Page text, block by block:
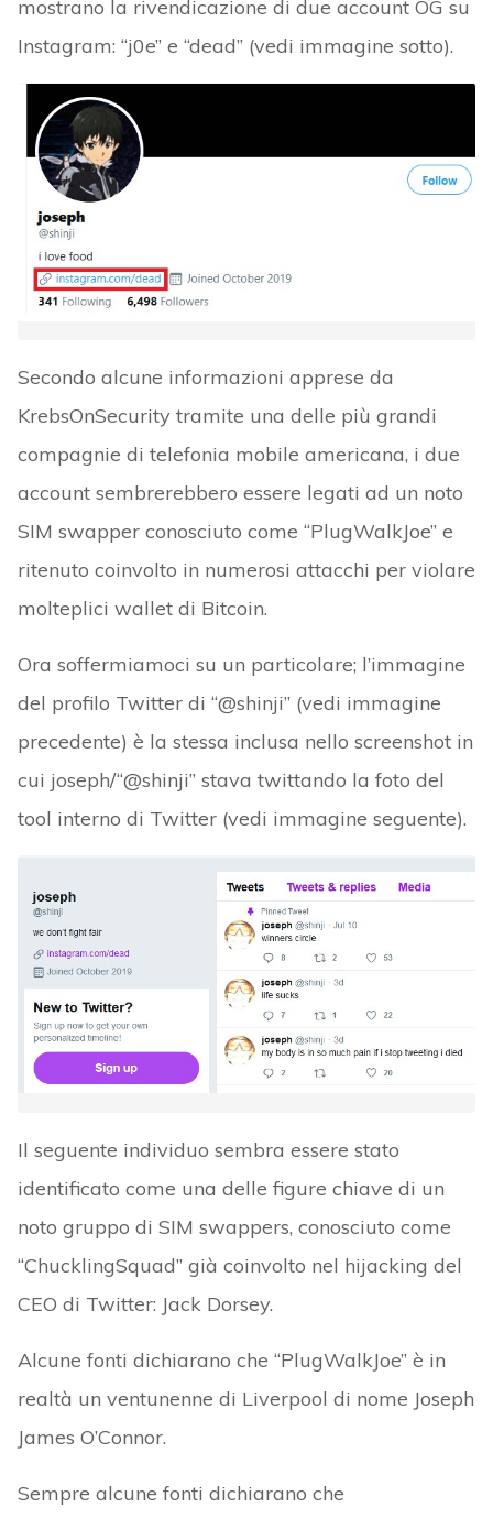
mostrano la rivendicazione di due account OG su
Instagram: “j0e” e “dead” (vedi immagine sotto).
Secondo alcune informazioni apprese da
KrebsOnSecurity tramite una delle più grandi
compagnie di telefonia mobile americana, i due
account sembrerebbero essere legati ad un noto
SIM swapper conosciuto come “PlugWalkJoe” e
ritenuto coinvolto in numerosi attacchi per violare
molteplici wallet di Bitcoin.
Ora soffermiamoci su un particolare; l’immagine
del profilo Twitter di “@shinji” (vedi immagine
precedente) è la stessa inclusa nello screenshot in
cui joseph/“@shinji” stava twittando la foto del
tool interno di Twitter (vedi immagine seguente).
Il seguente individuo sembra essere stato
identificato come una delle figure chiave di un
noto gruppo di SIM swappers, conosciuto come
“ChucklingSquad” già coinvolto nel hijacking del
CEO di Twitter: Jack Dorsey.
Alcune fonti dichiarano che “PlugWalkJoe” è in
realtà un ventunenne di Liverpool di nome Joseph
James O’Connor.
Sempre alcune fonti dichiarano che